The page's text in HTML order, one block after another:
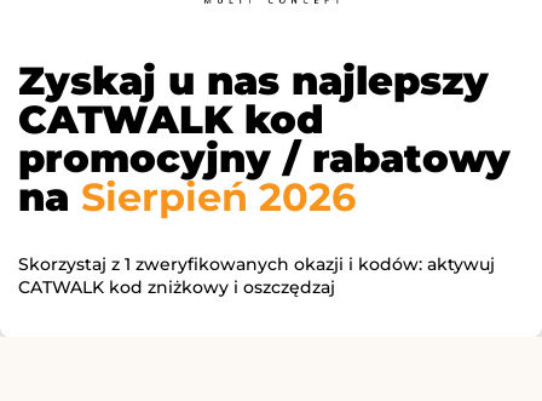
Zyskaj u nas najlepszy
CATWALK kod
promocyjny / rabatowy
na Sierpień 2026
Skorzystaj z 1 zweryfikowanych okazji i kodów: aktywuj
CATWALK kod zniżkowy i oszczędzaj